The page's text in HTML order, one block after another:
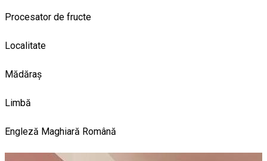
Procesator de fructe
Localitate
Mădăraș
Limbă
Engleză Maghiară Română